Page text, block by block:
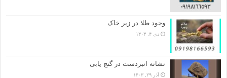
وجود طلا در زیر خاک
دی ۴, ۱۴۰۳
نشانه انبردست در گنج یابی
آذر ۲۹, ۱۴۰۳